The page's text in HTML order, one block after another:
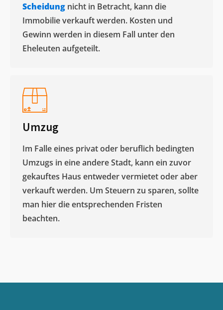
Scheidung nicht in Betracht, kann die
Immobilie verkauft werden. Kosten und
Gewinn werden in diesem Fall unter den
Eheleuten aufgeteilt.​
Umzug
Im Falle eines privat oder beruflich bedingten
Umzugs in eine andere Stadt, kann ein zuvor
gekauftes Haus entweder vermietet oder aber
verkauft werden. Um Steuern zu sparen, sollte
man hier die entsprechenden Fristen
beachten.